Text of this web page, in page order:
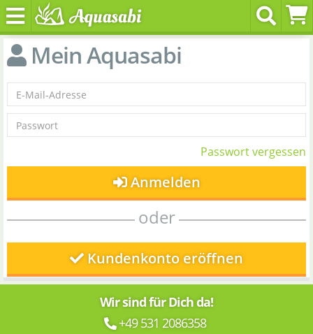
Mein Aquasabi
Passwort vergessen
Anmelden
oder
Kundenkonto eröffnen
Wir sind für Dich da!
+49 531 2086358